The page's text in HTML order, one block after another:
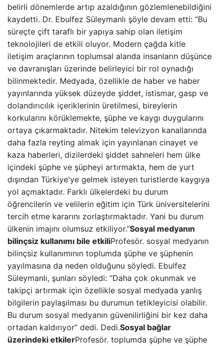
belirli dönemlerde artıp azaldığının gözlemlenebildiğini
kaydetti. Dr. Ebulfez Süleymanlı şöyle devam etti: “Bu
süreçte çift taraflı bir yapıya sahip olan iletişim
teknolojileri de etkili oluyor. Modern çağda kitle
iletişim araçlarının toplumsal alanda insanların düşünce
ve davranışları üzerinde belirleyici bir rol oynadığı
bilinmektedir. Medyada, özellikle de haber ve haber
yayınlarında yüksek düzeyde şiddet, istismar, gasp ve
dolandırıcılık içeriklerinin üretilmesi, bireylerin
korkularını körüklemekte, şüphe ve kaygı duygularını
ortaya çıkarmaktadır. Nitekim televizyon kanallarında
daha fazla reyting almak için yayınlanan cinayet ve
kaza haberleri, dizilerdeki şiddet sahneleri hem ülke
içindeki şüphe ve şüpheyi artırmakta, hem de yurt
dışından Türkiye'ye gelmek isteyen turistlerde kaygıya
yol açmaktadır. Farklı ülkelerdeki bu durum
öğrencilerin ve velilerin eğitim için Türk üniversitelerini
tercih etme kararını zorlaştırmaktadır. Yani bu durum
ülkenin imajını olumsuz etkiliyor.”Sosyal medyanın
bilinçsiz kullanımı bile etkiliProfesör. sosyal medyanın
bilinçsiz kullanımının toplumda şüphe ve şüphenin
yayılmasına da neden olduğunu söyledi. Ebulfez
Süleymanlı, şunları söyledi: “Daha çok okunmak ve
takipçi artırmak için özellikle sosyal medyada yanlış
bilgilerin paylaşılması bu durumun tetikleyicisi olabilir.
Bu durum sosyal medyanın güvenilirliğini bir kez daha
ortadan kaldırıyor” dedi. Dedi.Sosyal bağlar
üzerindeki etkilerProfesör. toplumda şüphe ve şüphe